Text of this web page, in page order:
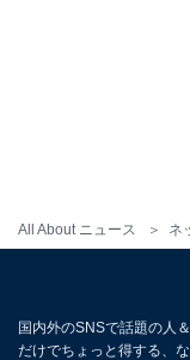
All About ニュース ネ
国内外のSNSで話題の人
だけでちょっと得する、